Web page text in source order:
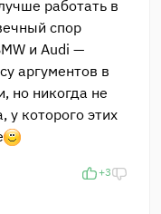
работать в
спор
и Audi —
аргументов в
но никогда не
у которого этих
+3